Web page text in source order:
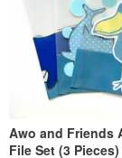
Awo and Friends
File Set (3 Pieces)